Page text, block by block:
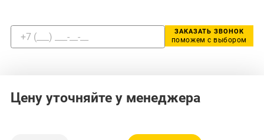
ЗАКАЗАТЬ ЗВОНОК
поможем с выбором
Цену уточняйте у менеджера